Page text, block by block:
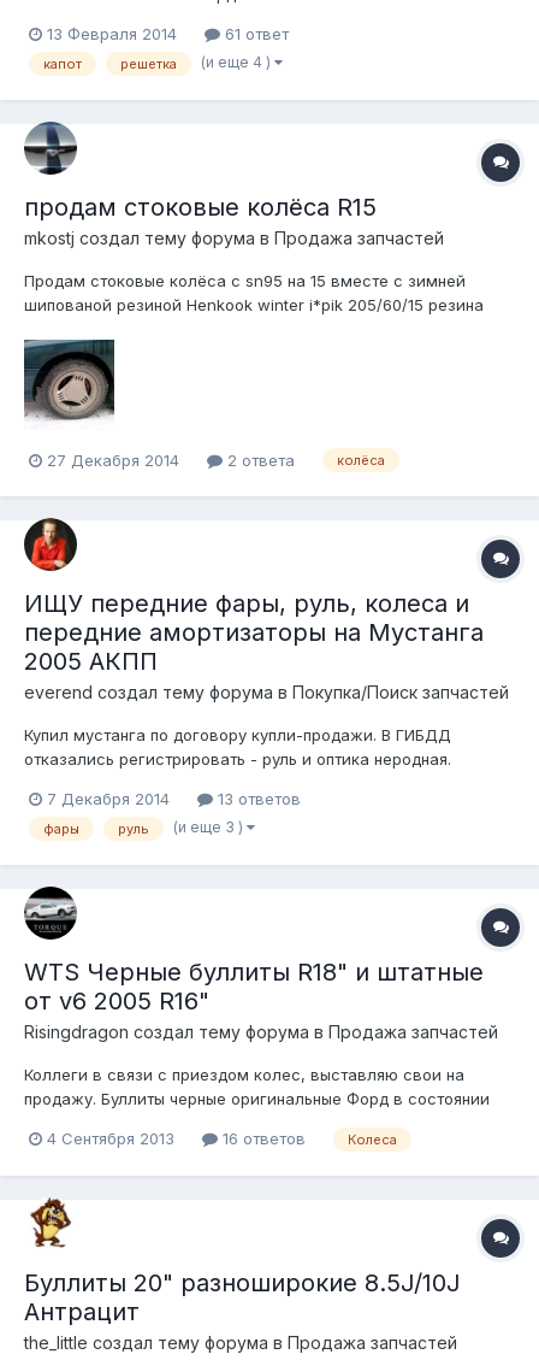
13 Февраля 2014 61 ответ
капот решетка (и еще 4 )
продам стоковые колёса R15
mkostj создал тему форума в Продажа запчастей
Продам стоковые колёса с sn95 на 15 вместе с зимней
шипованой резиной Henkook winter i*pik 205/60/15 резина
27 Декабря 2014 2 ответа колёса
ИЩУ передние фары, руль, колеса и
передние амортизаторы на Мустанга
2005 АКПП
everend создал тему форума в Покупка/Поиск запчастей
Купил мустанга по договору купли-продажи. В ГИБДД
отказались регистрировать - руль и оптика неродная.
7 Декабря 2014
13 ответов
фары руль (и еще 3 )
WTS Черные буллиты R18" и штатные
от v6 2005 R16"
Risingdragon создал тему форума в Продажа запчастей
Коллеги в связи с приездом колес, выставляю свои на
продажу. Буллиты черные оригинальные Форд в состоянии
18x8.5jx50mm Партномер Форд 6r3j-1007-da Резина стоит
Два баллона оста...
4 Сентября 2013 16 ответов Колеса
Буллиты 20" разноширокие 8.5J/10J
Антрацит
the_little создал тему форума в Продажа запчастей